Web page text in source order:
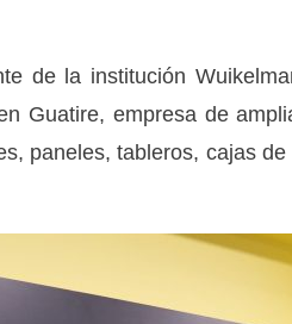
de la institución
Guatire, empresa de
paneles, tableros, cajas